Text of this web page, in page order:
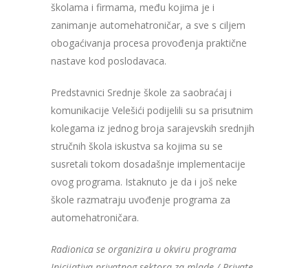
školama i firmama, među kojima je i
zanimanje automehatroničar, a sve s ciljem
obogaćivanja procesa provođenja praktične
nastave kod poslodavaca.
Predstavnici Srednje škole za saobraćaj i
komunikacije Velešići podijelili su sa prisutnim
kolegama iz jednog broja sarajevskih srednjih
stručnih škola iskustva sa kojima su se
susretali tokom dosadašnje implementacije
ovog programa. Istaknuto je da i još neke
škole razmatraju uvođenje programa za
automehatroničara.
Radionica se organizira u okviru programa